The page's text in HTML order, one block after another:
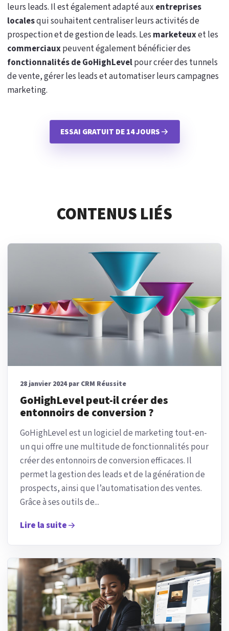
leurs leads. Il est également adapté aux entreprises
localesqui souhaitent centraliser leurs activités de
prospection et de gestion de leads. Les marketeuxet les
commerciauxpeuvent également bénéficier des
fonctionnalités de GoHighLevelpour créer des tunnels
de vente, gérer les leads et automatiser leurs campagnes
marketing.
ESSAI GRATUIT DE 14 JOURS
CONTENUS LIÉS
28 janvier 2024 par CRM Réussite
GoHighLevel peut-il créer des
entonnoirs de conversion ?
GoHighLevel est un logiciel de marketing tout-en-
un qui offre une multitude de fonctionnalités pour
créer des entonnoirs de conversion efficaces. Il
permet la gestion des leads et de la génération de
prospects, ainsi que l’automatisation des ventes.
Grâce à ses outils de...
Lire la suite